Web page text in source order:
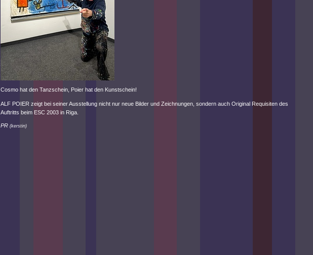
Cosmo hat den Tanzschein, Poier hat den Kunstschein!
ALF POIER zeigt bei seiner Ausstellung nicht nur neue Bilder und Zeichnungen, sondern auch Original Requisiten des
Auftritts beim ESC 2003 in Riga.
PR (kerstin)